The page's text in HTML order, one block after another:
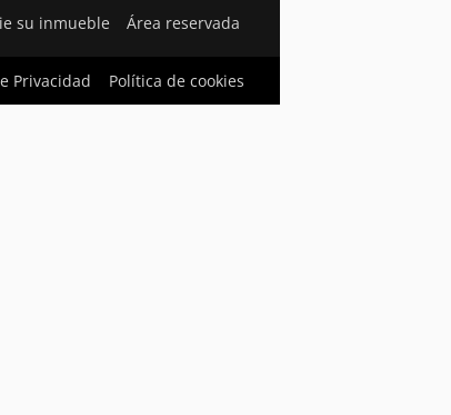
su inmueble Área reservada
Privacidad Política de cookies